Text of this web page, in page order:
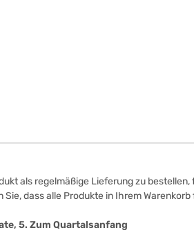
als regelmäßige Lieferung zu bestellen,
dass alle Produkte in Ihrem Warenkorb
5. Zum Quartalsanfang